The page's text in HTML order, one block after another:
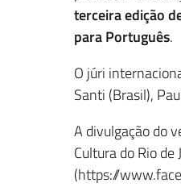
terceira edição
para Português.
O júri
Santi (Brasil),
A divulgação do
Cultura do Rio
(https://